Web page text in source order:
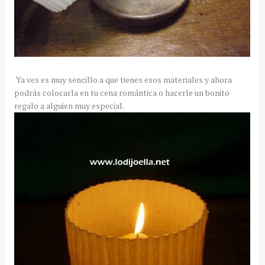
Ya ves es muy sencillo a que tienes esos materiales y ahora
podrás colocarla en tu cena romántica o hacerle un bonito
regalo a alguien muy especial.